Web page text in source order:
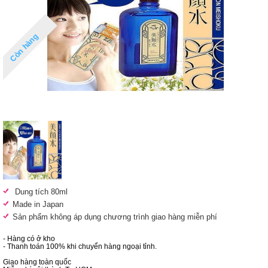
Còn hàng
Dung tích 80ml
Made in Japan
Sản phẩm không áp dụng chương trình giao hàng miễn phí
- Hàng có ở kho
- Thanh toán 100% khi chuyển hàng ngoại tỉnh.
Giao hàng toàn quốc